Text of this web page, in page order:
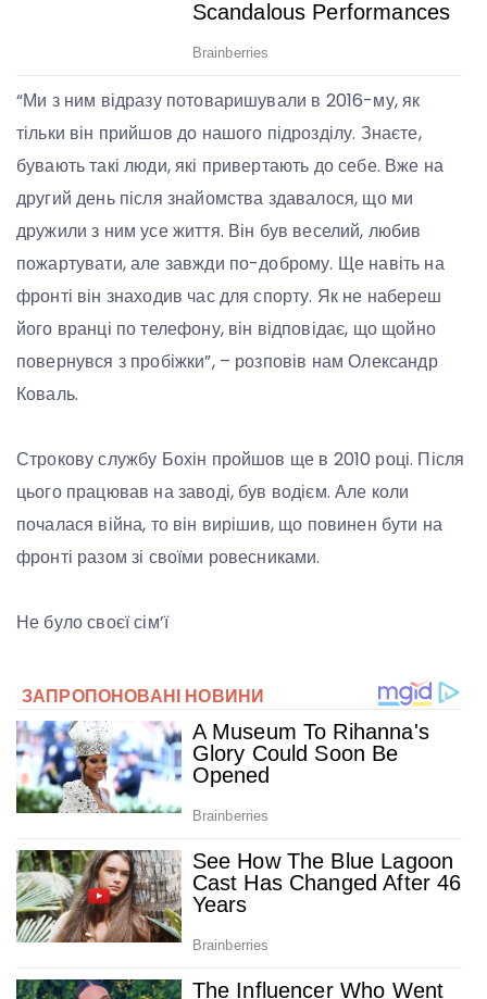
“Ми з ним відразу потоваришували в 2016-му, як
тільки він прийшов до нашого підрозділу. Знаєте,
бувають такі люди, які привертають до себе. Вже на
другий день після знайомства здавалося, що ми
дружили з ним усе життя. Він був веселий, любив
пожартувати, але завжди по-доброму. Ще навіть на
фронті він знаходив час для спорту. Як не набереш
його вранці по телефону, він відповідає, що щойно
повернувся з пробіжки”, – розповів нам Олександр
Коваль.
Строкову службу Бохін пройшов ще в 2010 році. Після
цього працював на заводі, був водієм. Але коли
почалася війна, то він вирішив, що повинен бути на
фронті разом зі своїми ровесниками.
Не було своєї сім’ї